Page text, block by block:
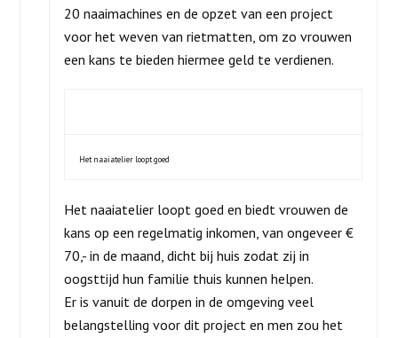
20 naaimachines en de opzet van een project
voor het weven van rietmatten, om zo vrouwen
een kans te bieden hiermee geld te verdienen.
Het naaiatelier loopt goed
Het naaiatelier loopt goed en biedt vrouwen de
kans op een regelmatig inkomen, van ongeveer €
70,- in de maand, dicht bij huis zodat zij in
oogsttijd hun familie thuis kunnen helpen.
Er is vanuit de dorpen in de omgeving veel
belangstelling voor dit project en men zou het